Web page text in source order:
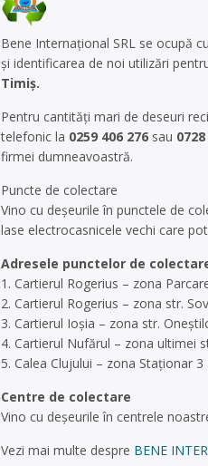
Bene Internațional SRL se ocupă
și identificarea de noi utilizări
Timiș.
Pentru cantităţi mari de deseuri
telefonic la 0259 406 276 sau
firmei dumneavoastră.
Puncte de colectare
Vino cu deșeurile în punctele de
lase electrocasnicele vechi care
Adresele punctelor de
1. Cartierul Rogerius – zona
2. Cartierul Rogerius – zona str.
3. Cartierul Ioşia – zona str.
4. Cartierul Nufărul – zona ultimei
5. Calea Clujului – zona Staționar
Centre de colectare
Vino cu deșeurile în centrele
Vezi mai multe despre BENE